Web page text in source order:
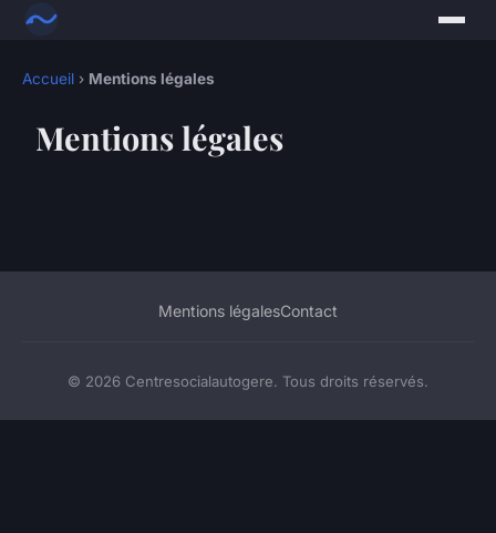
Accueil › Mentions légales
Mentions légales
Mentions légalesContact
© 2026 Centresocialautogere. Tous droits réservés.